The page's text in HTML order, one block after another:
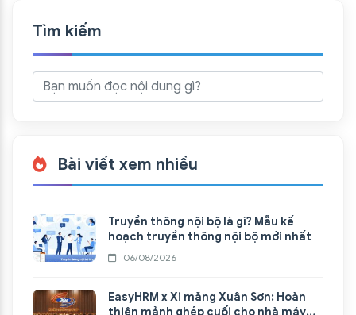
Tìm kiếm
Bài viết xem nhiều
Truyền thông nội bộ là gì? Mẫu kế
hoạch truyền thông nội bộ mới nhất
06/08/2026
EasyHRM x Xi măng Xuân Sơn: Hoàn
thiện mảnh ghép cuối cho nhà máy